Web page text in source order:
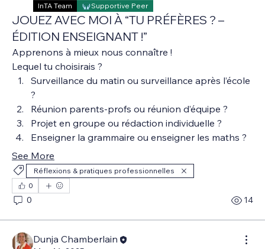
InTA Team Supportive Peer
JOUEZ AVEC MOI À “TU PRÉFÈRES ? –
ÉDITION ENSEIGNANT !”
Apprenons à mieux nous connaître !
Lequel tu choisirais ?
Surveillance du matin ou surveillance après l’école
?
Réunion parents-profs ou réunion d’équipe ?
Projet en groupe ou rédaction individuelle ?
Enseigner la grammaire ou enseigner les maths ?
See More
Réflexions & pratiques professionnelles
0
0 14
Dunja Chamberlain